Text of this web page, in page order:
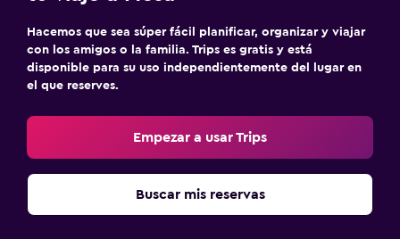
Hacemos que sea súper fácil planificar, organizar y viajar
con los amigos o la familia. Trips es gratis y está
disponible para su uso independientemente del lugar en
el que reserves.
Empezar a usar Trips
Buscar mis reservas